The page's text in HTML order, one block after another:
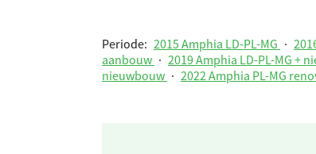
Periode: 2015 Amphia LD-PL-MG ·
aanbouw · 2019 Amphia LD-PL-MG +
nieuwbouw · 2022 Amphia PL-MG